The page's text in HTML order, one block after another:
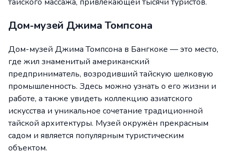
Дом-музей Джима Томпсона
Дом-музей Джима Томпсона в Бангкоке — это место,
где жил знаменитый американский
предприниматель, возродивший тайскую шелковую
промышленность. Здесь можно узнать о его жизни и
работе, а также увидеть коллекцию азиатского
искусства и уникальное сочетание традиционной
тайской архитектуры. Музей окружён прекрасным
садом и является популярным туристическим
объектом.